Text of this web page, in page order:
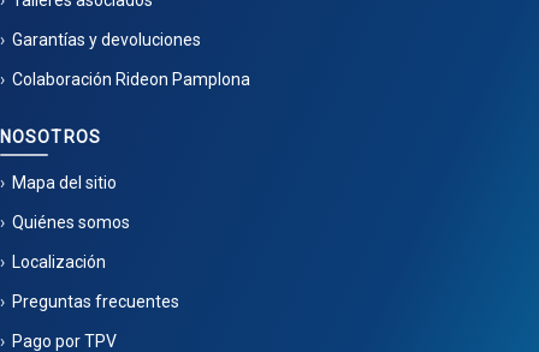
Garantías y devoluciones
Colaboración Rideon Pamplona
NOSOTROS
Mapa del sitio
Quiénes somos
Localización
Preguntas frecuentes
Pago por TPV